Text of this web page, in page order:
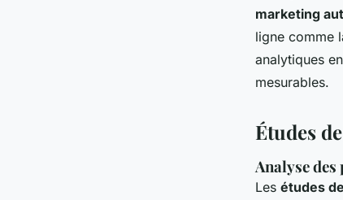
marketing
ligne comme
analytiques
mesurables.
Études
Analyse
Les études